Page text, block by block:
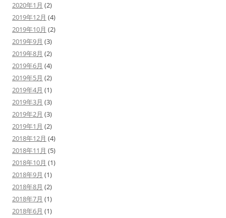
2020年1月 (2)
2019年12月 (4)
2019年10月 (2)
2019年9月 (3)
2019年8月 (2)
2019年6月 (4)
2019年5月 (2)
2019年4月 (1)
2019年3月 (3)
2019年2月 (3)
2019年1月 (2)
2018年12月 (4)
2018年11月 (5)
2018年10月 (1)
2018年9月 (1)
2018年8月 (2)
2018年7月 (1)
2018年6月 (1)